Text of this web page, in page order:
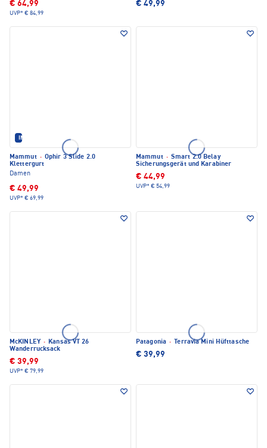
€ 64,99
UVP* € 84,99
€ 49,99
IM SET ERHÄLTLICH
Mammut · Ophir 3 Slide 2.0
Klettergurt
Damen
€ 49,99
UVP* € 69,99
Mammut · Smart 2.0 Belay
Sicherungsgerät und Karabiner
€ 44,99
UVP* € 54,99
McKINLEY · Kansas VT 26
Wanderrucksack
€ 39,99
UVP* € 79,99
Patagonia · Terravia Mini Hüfttasche
€ 39,99